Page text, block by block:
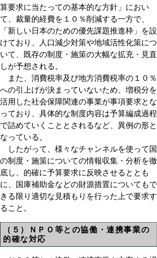
算要求に当たっての基本的な方針」におい
て、裁量的経費を１０％削減する一方で、
「新しい日本のための優先課題推進枠」を設
けており、人口減少対策や地域活性化策につ
いて、既存の制度・施策の大幅な拡充・見直
しが予想される。
また、消費税率及び地方消費税率の１０％
への引上げが決まっていないため、増税分を
活用した社会保障関連の事業が事項要求とな
っており、具体的な制度内容は予算編成過程
で詰めていくこととされるなど、異例の形と
なっている。
したがって、様々なチャンネルを使って国
の制度・施策についての情報収集・分析を徹
底し、的確に予算要求に反映させるととも
に、国庫補助金などの財源措置についてもで
きる限り適切な見積もりを行った上で要求す
ること。
（５）ＮＰＯ等との協働・連携事業の
的確な対応